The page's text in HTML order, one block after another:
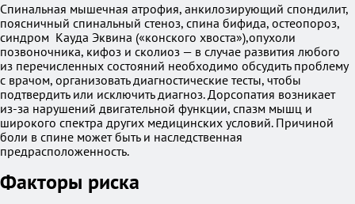
Спинальная мышечная атрофия, анкилозирующий спондилит,
поясничный спинальный стеноз, спина бифида, остеопороз,
синдром Кауда Эквина («конского хвоста»),опухоли
позвоночника, кифоз и сколиоз — в случае развития любого
из перечисленных состояний необходимо обсудить проблему
с врачом, организовать диагностические тесты, чтобы
подтвердить или исключить диагноз. Дорсопатия возникает
из-за нарушений двигательной функции, спазм мышц и
широкого спектра других медицинских условий. Причиной
боли в спине может быть и наследственная
предрасположенность.
Факторы риска